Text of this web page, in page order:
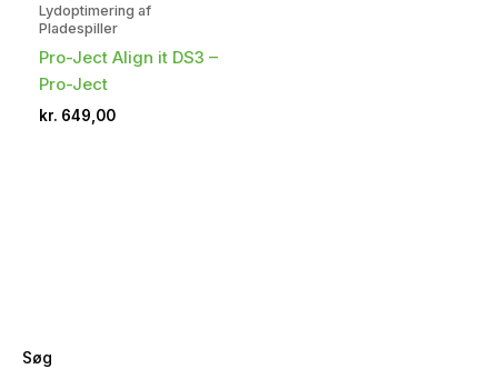
Søg
Lydoptimering af
Pladespiller
Pro-Ject Align it DS3 –
Pro-Ject
kr. 649,00